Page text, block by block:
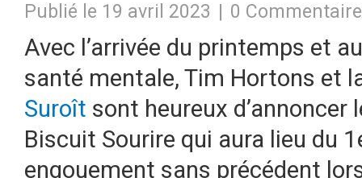
Publié le 19 avril 2023 0 Commentaire
Avec l’arrivée du printemps et
santé mentale, Tim Hortons et
Suroît sont heureux
Biscuit Sourire qui aura lieu du
engouement sans précédent